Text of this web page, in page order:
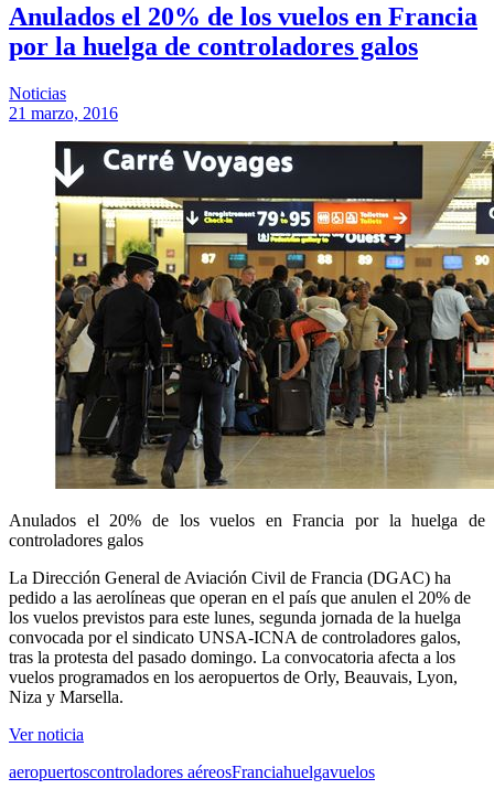
Anulados el 20% de los vuelos en Francia
por la huelga de controladores galos
Noticias
21 marzo, 2016
Anulados el 20% de los vuelos en Francia por la huelga de
controladores galos
La Dirección General de Aviación Civil de Francia (DGAC) ha
pedido a las aerolíneas que operan en el país que anulen el 20% de
los vuelos previstos para este lunes, segunda jornada de la huelga
convocada por el sindicato UNSA-ICNA de controladores galos,
tras la protesta del pasado domingo. La convocatoria afecta a los
vuelos programados en los aeropuertos de Orly, Beauvais, Lyon,
Niza y Marsella.
Ver noticia
aeropuertoscontroladores aéreosFranciahuelgavuelos